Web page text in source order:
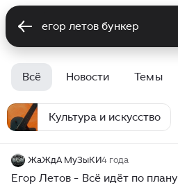
Всё Новости Темы
Культура и искусство
ЖаЖдА МуЗыКИ4 года
Егор Летов - Всё идёт по плану